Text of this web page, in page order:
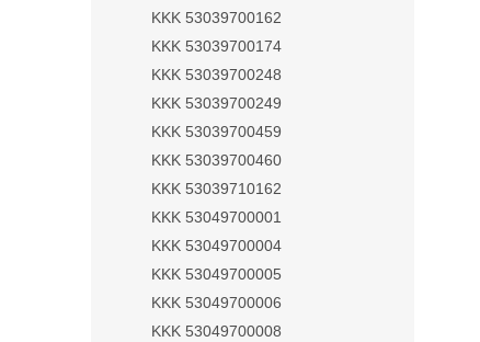
KKK 53039700162
KKK 53039700174
KKK 53039700248
KKK 53039700249
KKK 53039700459
KKK 53039700460
KKK 53039710162
KKK 53049700001
KKK 53049700004
KKK 53049700005
KKK 53049700006
KKK 53049700008